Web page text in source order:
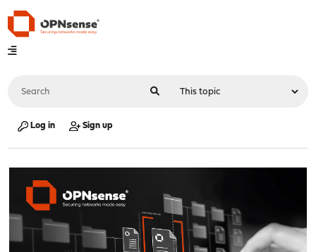
Log in Sign up